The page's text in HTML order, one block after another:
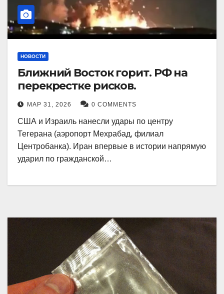
НОВОСТИ
Ближний Восток горит. РФ на
перекрестке рисков.
МАР 31, 2026 0 COMMENTS
США и Израиль нанесли удары по центру
Тегерана (аэропорт Мехрабад, филиал
Центробанка). Иран впервые в истории напрямую
ударил по гражданской…